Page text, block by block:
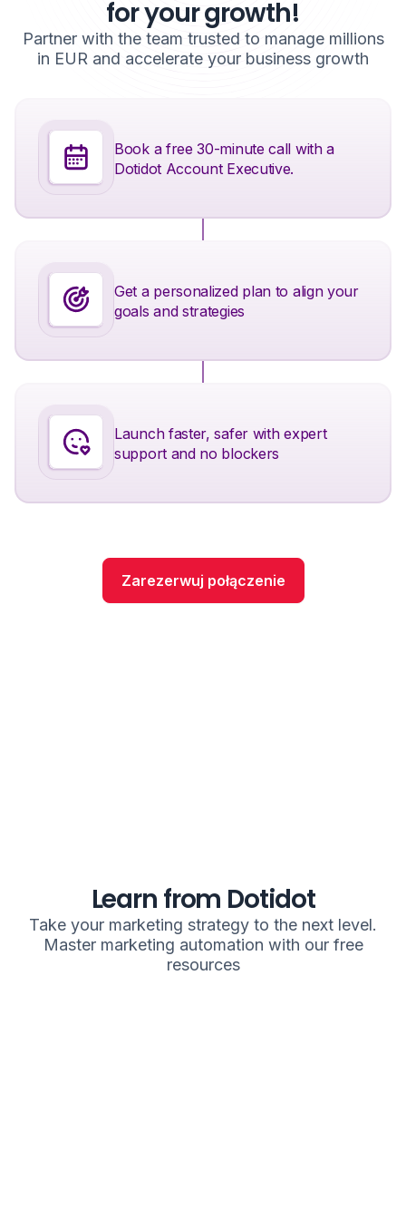
for your growth!
Partner with the team trusted to manage millions
in EUR and accelerate your business growth
Book a free 30-minute call with a
Dotidot Account Executive.
Get a personalized plan to align your
goals and strategies
Launch faster, safer with expert
support and no blockers
Zarezerwuj połączenie
Learn from Dotidot
Take your marketing strategy to the next level.
Master marketing automation with our free
resources